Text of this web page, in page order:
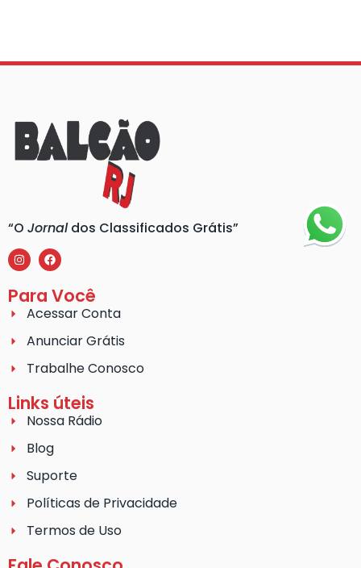
“O Jornaldos Classificados Grátis”
Para Você
Acessar Conta
Anunciar Grátis
Trabalhe Conosco
Links úteis
Nossa Rádio
Blog
Suporte
Políticas de Privacidade
Termos de Uso